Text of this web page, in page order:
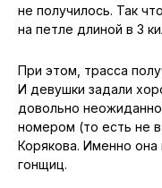
не получилось. Так
на петле длиной в 3
При этом, трасса
И девушки задали
довольно
номером (то есть не в
Корякова. Именно
гонщиц.